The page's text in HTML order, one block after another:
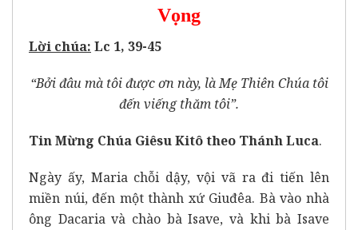
Vọng
Lời chúa: Lc 1, 39-45
“Bởi đâu mà tôi được ơn này, là Mẹ Thiên Chúa tôi
đến viếng thăm tôi”.
Tin Mừng Chúa Giêsu Kitô theo Thánh Luca.
Ngày ấy, Maria chỗi dậy, vội vã ra đi tiến lên
miền núi, đến một thành xứ Giuđêa. Bà vào nhà
ông Dacaria và chào bà Isave, và khi bà Isave